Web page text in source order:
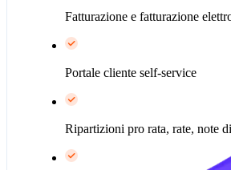
Fatturazione e fatturazione
Portale cliente self-service
Ripartizioni pro rata, rate, note